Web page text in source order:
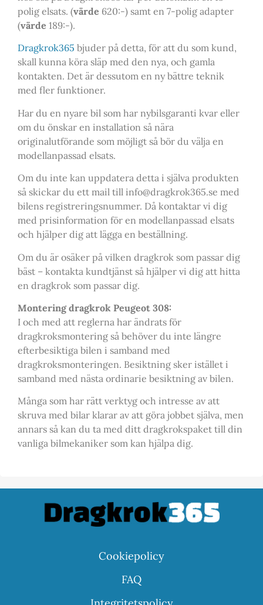
polig elsats. (värde 620:-) samt en 7-polig adapter
(värde 189:-).
Dragkrok365 bjuder på detta, för att du som kund,
skall kunna köra släp med den nya, och gamla
kontakten. Det är dessutom en ny bättre teknik
med fler funktioner.
Har du en nyare bil som har nybilsgaranti kvar eller
om du önskar en installation så nära
originalutförande som möjligt så bör du välja en
modellanpassad elsats.
Om du inte kan uppdatera detta i själva produkten
så skickar du ett mail till info@dragkrok365.se med
bilens registreringsnummer. Då kontaktar vi dig
med prisinformation för en modellanpassad elsats
och hjälper dig att lägga en beställning.
Om du är osäker på vilken dragkrok som passar dig
bäst – kontakta kundtjänst så hjälper vi dig att hitta
en dragkrok som passar dig.
Montering dragkrok Peugeot 308:
I och med att reglerna har ändrats för
dragkroksmontering så behöver du inte längre
efterbesiktiga bilen i samband med
dragkroksmonteringen. Besiktning sker istället i
samband med nästa ordinarie besiktning av bilen.
Många som har rätt verktyg och intresse av att
skruva med bilar klarar av att göra jobbet själva, men
annars så kan du ta med ditt dragkrokspaket till din
vanliga bilmekaniker som kan hjälpa dig.
Cookiepolicy
FAQ